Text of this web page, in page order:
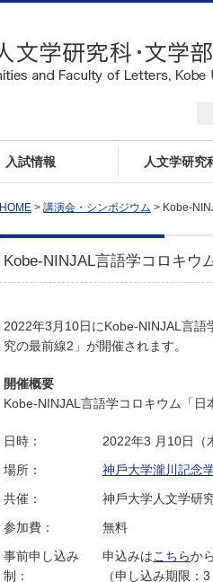
入試情報 人文学研究
HOME > 講演会・シンポジウム > Kobe-
Kobe-NINJAL言語学コロキウ
2022年3月10日にKobe-NINJAL言語
究の最前線2」が開催されます。
開催概要
Kobe-NINJAL言語学コロキウム「日
日時：
2022年3 ⽉10⽇（
場所：
神⼾⼤学瀧川記念
共催：
神⼾⼤学⼈⽂学研
参加費：
無料
事前申し込み
制：
申込みはこちらから
（申し込み期限：